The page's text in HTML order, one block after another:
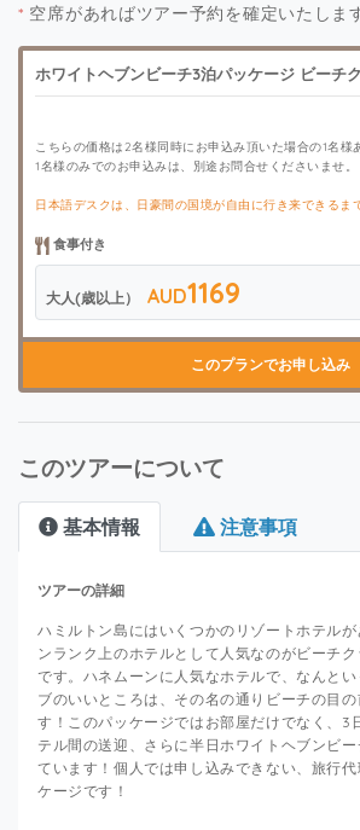
* 空席があればツアー予約を確定いたしま
ホワイトヘブンビーチ3泊パッケージ ビーチ
こちらの価格は2名様同時にお申込み頂いた場合の1名様
1名様のみでのお申込みは、別途お問合せくださいませ。
日本語デスクは、日豪間の国境が自由に行き来できるま
食事付き
大人(歳以上） AUD1169
このプランでお申し込み
このツアーについて
基本情報 注意事項
ツアーの詳細
ハミルトン島にはいくつかのリゾートホテル
ンランク上のホテルとして人気なのがビーチク
です。ハネムーンに人気なホテルで、なんと
ブのいいところは、その名の通りビーチの目の
す！このパッケージではお部屋だけでなく、3
テル間の送迎、さらに半日ホワイトヘブンビ
ています！個人では申し込みできない、旅行
ケージです！